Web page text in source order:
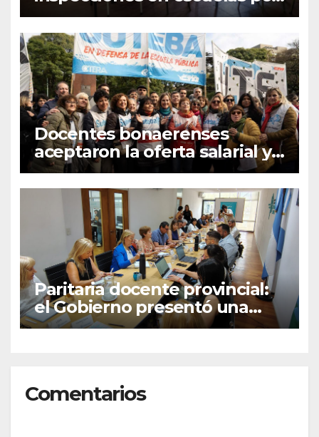
el paro nacional docente
Docentes bonaerenses
aceptaron la oferta salarial y
Suteba convocó a un paro
nacional
Paritaria docente provincial:
el Gobierno presentó una
oferta del 7% que será
Comentarios